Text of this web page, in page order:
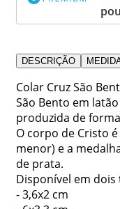
DESCRIÇÃO
Colar Cruz São
São Bento em
produzida de
O corpo de Cristo
menor) e a
de prata.
Disponível em dois
- 3,6x2 cm